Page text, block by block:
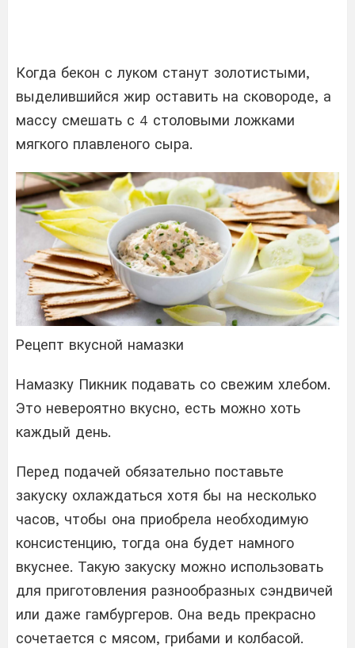
Когда бекон с луком станут золотистыми,
выделившийся жир оставить на сковороде, а
массу смешать с 4 столовыми ложками
мягкого плавленого сыра.
Рецепт вкусной намазки
Намазку Пикник подавать со свежим хлебом.
Это невероятно вкусно, есть можно хоть
каждый день.
Перед подачей обязательно поставьте
закуску охлаждаться хотя бы на несколько
часов, чтобы она приобрела необходимую
консистенцию, тогда она будет намного
вкуснее. Такую закуску можно использовать
для приготовления разнообразных сэндвичей
или даже гамбургеров. Она ведь прекрасно
сочетается с мясом, грибами и колбасой.